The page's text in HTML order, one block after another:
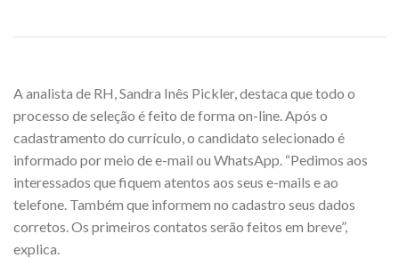
A analista de RH, Sandra Inês Pickler, destaca que todo o
processo de seleção é feito de forma on-line. Após o
cadastramento do currículo, o candidato selecionado é
informado por meio de e-mail ou WhatsApp. “Pedimos aos
interessados que fiquem atentos aos seus e-mails e ao
telefone. Também que informem no cadastro seus dados
corretos. Os primeiros contatos serão feitos em breve”,
explica.